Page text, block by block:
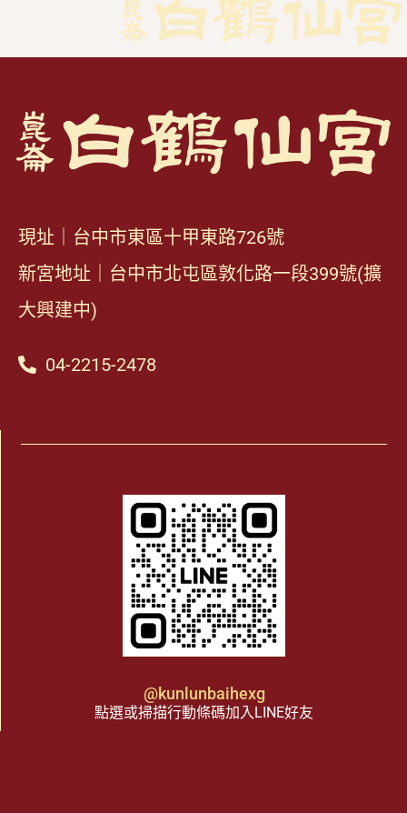
現址｜台中市東區十甲東路726號
新宮地址｜台中市北屯區敦化路一段399號(擴
大興建中)
04-2215-2478
@kunlunbaihexg
點選或掃描行動條碼加入LINE好友